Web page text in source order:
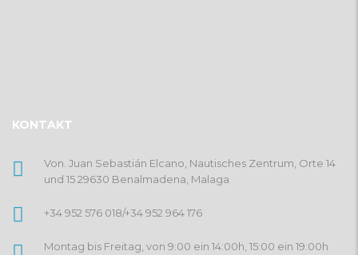
KONTAKT
Von. Juan Sebastián Elcano, Nautisches Zentrum, Orte 14
und 15 29630 Benalmadena, Malaga
+34 952 576 018/+34 952 964 176
Montag bis Freitag, von 9:00 ein 14:00h, 15:00 ein 19:00h